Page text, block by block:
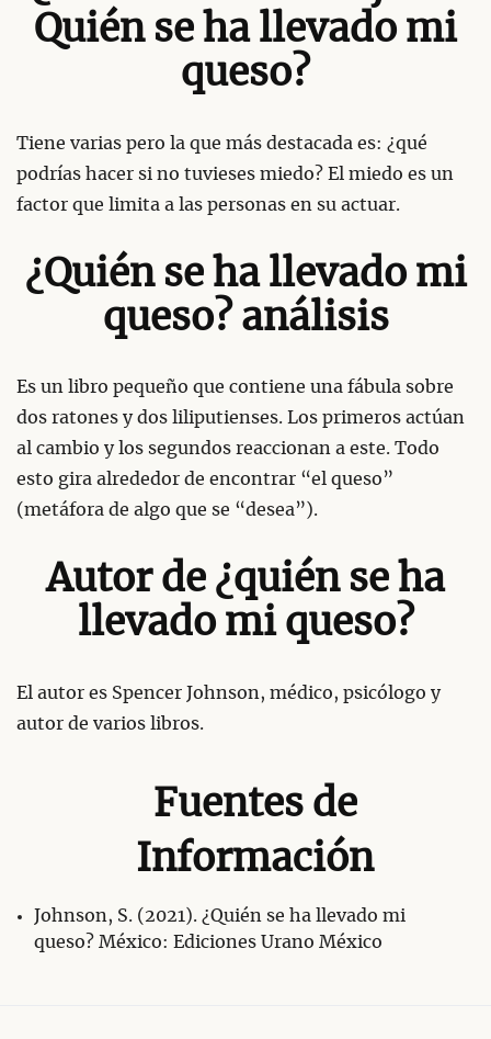
Quién se ha llevado mi
queso?
Tiene varias pero la que más destacada es: ¿qué
podrías hacer si no tuvieses miedo? El miedo es un
factor que limita a las personas en su actuar.
¿Quién se ha llevado mi
queso? análisis
Es un libro pequeño que contiene una fábula sobre
dos ratones y dos liliputienses. Los primeros actúan
al cambio y los segundos reaccionan a este. Todo
esto gira alrededor de encontrar “el queso”
(metáfora de algo que se “desea”).
Autor de ¿quién se ha
llevado mi queso?
El autor es Spencer Johnson, médico, psicólogo y
autor de varios libros.
Fuentes de
Información
Johnson, S. (2021). ¿Quién se ha llevado mi
queso? México: Ediciones Urano México